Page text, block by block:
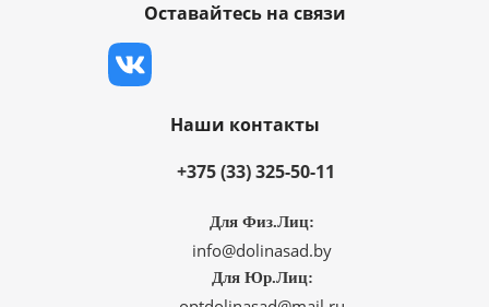
Оставайтесь на связи
Наши контакты
+375 (33) 325-50-11
Для Физ.Лиц:
info@dolinasad.by
Для Юр.Лиц: